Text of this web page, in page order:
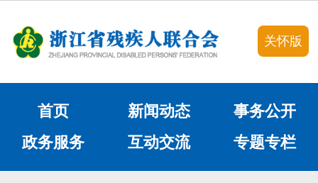
关怀版
首页 新闻动态
事务公开
政务服务
互动交流 专题专栏